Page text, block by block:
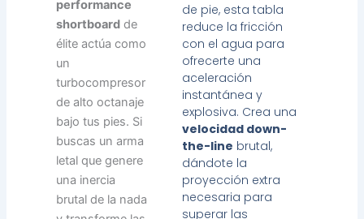
de pie, esta tabla
reduce la fricción
con el agua para
ofrecerte una
aceleración
instantánea y
explosiva. Crea una
velocidad down-
the-line brutal,
dándote la
proyección extra
necesaria para
superar las
performance
shortboard de
élite actúa como
un
turbocompresor
de alto octanaje
bajo tus pies. Si
buscas un arma
letal que genere
una inercia
brutal de la nada